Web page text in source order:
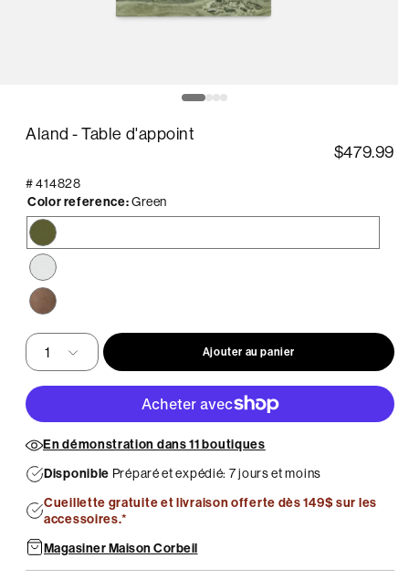
Aland - Table d'appoint
$479.99
#414828
Color reference:Green
Green
Off
White
Brown
Ajouter au panier
En démonstration dans 11 boutiques
Disponible Préparé et expédié: 7 jours et moins
Cueillette gratuite et livraison offerte dès 149$ sur les
accessoires.*
Magasiner Maison Corbeil